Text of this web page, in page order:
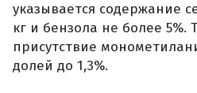
указывается содержание
кг и бензола не более 5%.
присутствие
долей до 1,3%.